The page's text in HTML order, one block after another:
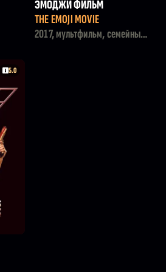
ЭМОДЖИ ФИЛЬМ
THE EMOJI MOVIE
2017, мультфильм, семейный,
5.0